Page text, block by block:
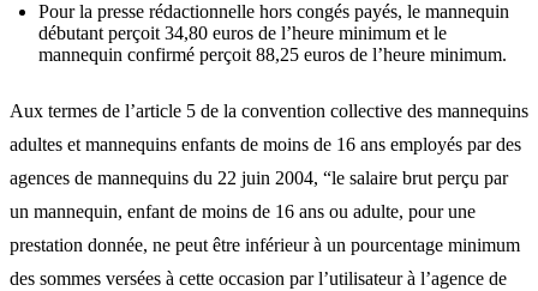
Pour la presse rédactionnelle hors congés payés, le mannequin
débutant perçoit 34,80 euros de l’heure minimum et le
mannequin confirmé perçoit 88,25 euros de l’heure minimum.
Aux termes de l’article 5 de la convention collective des mannequins
adultes et mannequins enfants de moins de 16 ans employés par des
agences de mannequins du 22 juin 2004, “le salaire brut perçu par
un mannequin, enfant de moins de 16 ans ou adulte, pour une
prestation donnée, ne peut être inférieur à un pourcentage minimum
des sommes versées à cette occasion par l’utilisateur à l’agence de